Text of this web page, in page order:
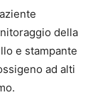
della
e stampante
ad alti